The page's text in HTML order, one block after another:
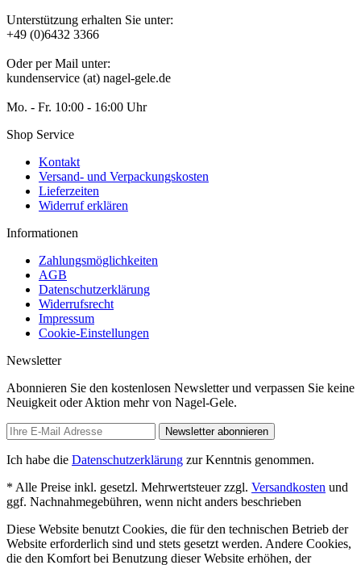
Unterstützung erhalten Sie unter:
+49 (0)6432 3366
Oder per Mail unter:
kundenservice (at) nagel-gele.de
Mo. - Fr. 10:00 - 16:00 Uhr
Shop Service
Kontakt
Versand- und Verpackungskosten
Lieferzeiten
Widerruf erklären
Informationen
Zahlungsmöglichkeiten
AGB
Datenschutzerklärung
Widerrufsrecht
Impressum
Cookie-Einstellungen
Newsletter
Abonnieren Sie den kostenlosen Newsletter und verpassen Sie keine
Neuigkeit oder Aktion mehr von Nagel-Gele.
Newsletter abonnieren
Ich habe die Datenschutzerklärung zur Kenntnis genommen.
* Alle Preise inkl. gesetzl. Mehrwertsteuer zzgl. Versandkosten und
ggf. Nachnahmegebühren, wenn nicht anders beschrieben
Diese Website benutzt Cookies, die für den technischen Betrieb der
Website erforderlich sind und stets gesetzt werden. Andere Cookies,
die den Komfort bei Benutzung dieser Website erhöhen, der